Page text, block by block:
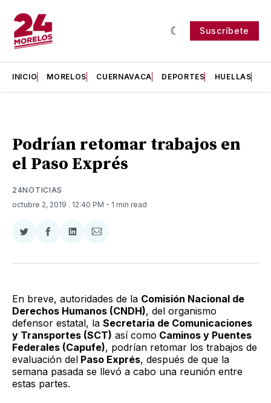
Suscríbete
INICIO MORELOS CUERNAVACA DEPORTES HUELLAS
Podrían retomar trabajos en
el Paso Exprés
24NOTICIAS
octubre 2, 2019 . 12:40 PM - 1 min read
Compartir
Twitter
Compartir
Facebook
Compartir
LinkedIn
Compartir
Email
En breve, autoridades de la Comisión Nacional de
Derechos Humanos (CNDH), del organismo
defensor estatal, la Secretaria de Comunicaciones
y Transportes (SCT) así como Caminos y Puentes
Federales (Capufe), podrían retomar los trabajos de
evaluación del Paso Exprés, después de que la
semana pasada se llevó a cabo una reunión entre
estas partes.